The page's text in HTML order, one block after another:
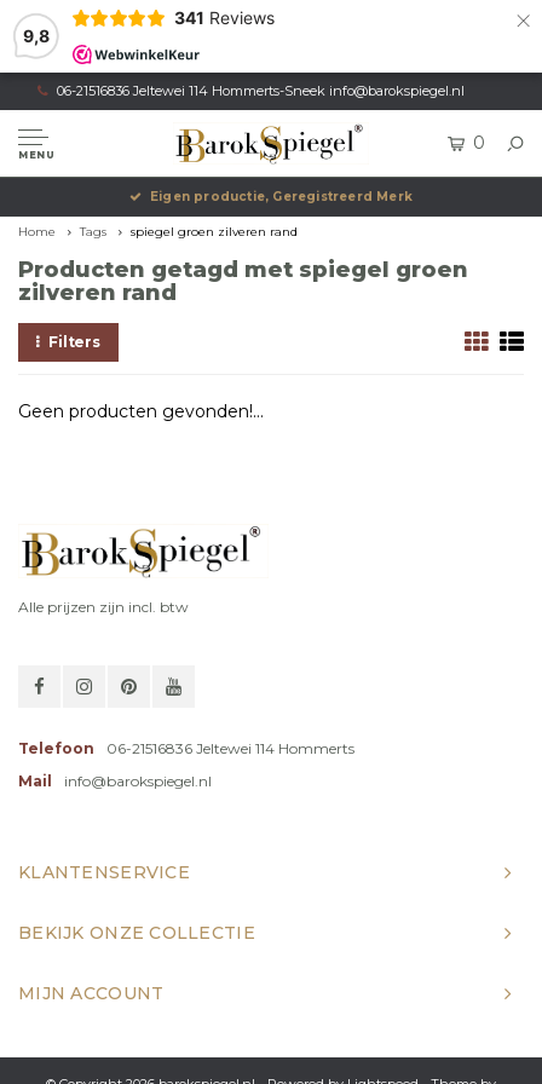
9,8
341 Reviews ×
06-21516836 Jeltewei 114 Hommerts-Sneek info@barokspiegel.nl
MENU
0
Eigen productie, Geregistreerd Merk
Home Tags spiegel groen zilveren rand
Producten getagd met spiegel groen
zilveren rand
Filters
Geen producten gevonden!...
Alle prijzen zijn incl. btw
Telefoon
06-21516836 Jeltewei 114 Hommerts
Mail
info@barokspiegel.nl
KLANTENSERVICE
BEKIJK ONZE COLLECTIE
MIJN ACCOUNT